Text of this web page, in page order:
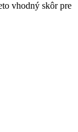
vhodný skôr pre